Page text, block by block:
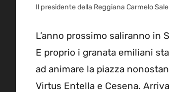
Il presidente della Reggiana Carmelo
L’anno prossimo saliranno in
E proprio i granata emiliani
ad animare la piazza
Virtus Entella e Cesena.